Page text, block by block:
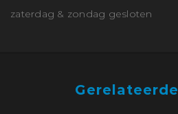
zaterdag & zondag gesloten
Gerelateerde